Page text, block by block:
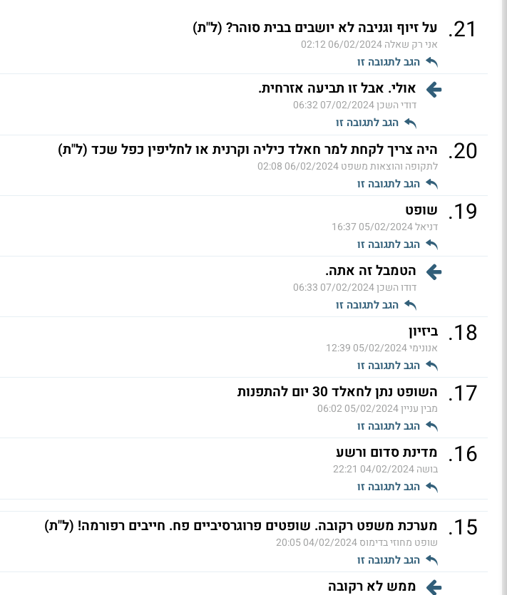
21
. על זיוף וגניבה לא יושבים בבית סוהר? (ל"ת)
אני רק שאלה06/02/2024 02:12
הגב לתגובה זו
אולי. אבל זו תביעה אזרחית.
דודי השכן07/02/2024 06:32
הגב לתגובה זו
20
. היה צריך לקחת למר חאלד כיליה וקרנית או לחליפין כפל שכד (ל"ת)
לתקופה והוצאות משפט06/02/2024 02:08
הגב לתגובה זו
19
. שופט
דניאל05/02/2024 16:37
הגב לתגובה זו
הטמבל זה אתה.
דודו השכן07/02/2024 06:33
הגב לתגובה זו
18
. ביזיון
אנונימי05/02/2024 12:39
הגב לתגובה זו
17
. השופט נתן לחאלד 30 יום להתפנות
מבין עניין05/02/2024 06:02
הגב לתגובה זו
16
. מדינת סדום ורשע
בושה04/02/2024 22:21
הגב לתגובה זו
15
. מערכת משפט רקובה. שופטים פרוגרסיביים פח. חייבים רפורמה! (ל"ת)
שופט מחוזי בדימוס04/02/2024 20:05
הגב לתגובה זו
ממש לא רקובה